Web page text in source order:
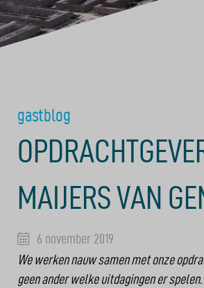
gastblog
MAIJERS VAN
6 november 2019
We werken nauw samen met onze
geen ander welke uitdagingen er